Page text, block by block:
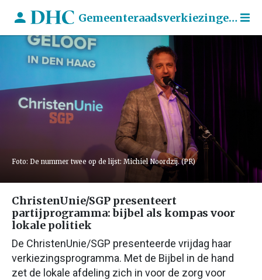
Gemeenteraadsverkiezingen 2026
Foto: De nummer twee op de lijst: Michiel Noordzij. (PR)
ChristenUnie/SGP presenteert
partijprogramma: bijbel als kompas voor
lokale politiek
De ChristenUnie/SGP presenteerde vrijdag haar
verkiezingsprogramma. Met de Bijbel in de hand
zet de lokale afdeling zich in voor de zorg voor